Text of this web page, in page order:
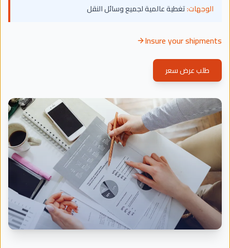
الوجهات:تغطية عالمية لجميع وسائل النقل
Insure your shipments
طلب عرض سعر